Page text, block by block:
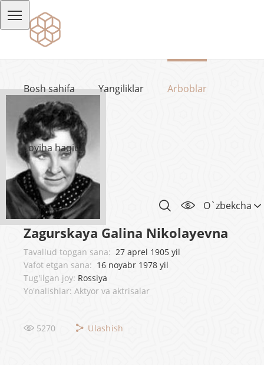
Bosh sahifa Yangiliklar Arboblar
Loyiha haqida
O`zbekcha
Zagurskaya Galina Nikolayevna
Tavallud topgan sana: 27 aprel 1905 yil
Vafot etgan sana: 16 noyabr 1978 yil
Tug'ilgan joy: Rossiya
Yo'nalishlar: Aktyor va aktrisalar
5270 Ulashish